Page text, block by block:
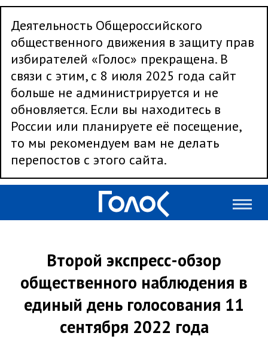
Деятельность Общероссийского
общественного движения в защиту прав
избирателей «Голос» прекращена. В
связи с этим, с 8 июля 2025 года сайт
больше не администрируется и не
обновляется. Если вы находитесь в
России или планируете её посещение,
то мы рекомендуем вам не делать
перепостов с этого сайта.
Второй экспресс-обзор
общественного наблюдения в
единый день голосования 11
сентября 2022 года